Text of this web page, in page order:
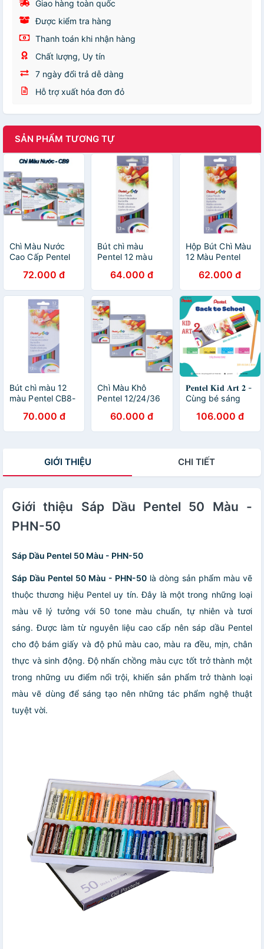
Giao hàng toàn quốc
Được kiểm tra hàng
Thanh toán khi nhận hàng
Chất lượng, Uy tín
7 ngày đổi trả dễ dàng
Hỗ trợ xuất hóa đơn đỏ
SẢN PHẨM TƯƠNG TỰ
Chì Màu Nước
Cao Cấp Pentel
CB9 [Hàng Chính
Hãng]
72.000 đ
Bút chì màu
Pentel 12 màu
64.000 đ
Hộp Bút Chì Màu
12 Màu Pentel
62.000 đ
Bút chì màu 12
màu Pentel CB8-
70.000 đ
Chì Màu Khô
Pentel 12/24/36
Chính Hãng]
60.000 đ
𝐏𝐞𝐧𝐭𝐞𝐥 𝐊𝐢𝐝 𝐀𝐫𝐭 𝟐 -
Cùng bé sáng
màu - Combo Bút
Chì Màu Pentel
106.000 đ
GIỚI THIỆU CHI TIẾT
Giới thiệu Sáp Dầu Pentel 50 Màu -
PHN-50
Sáp Dầu Pentel 50 Màu - PHN-50
Sáp Dầu Pentel 50 Màu - PHN-50 là dòng sản phẩm màu vẽ
thuộc thương hiệu Pentel uy tín. Đây là một trong những loại
màu vẽ lý tưởng với 50 tone màu chuẩn, tự nhiên và tươi
sáng. Được làm từ nguyên liệu cao cấp nên sáp dầu Pentel
cho độ bám giấy và độ phủ màu cao, màu ra đều, mịn, chân
thực và sinh động. Độ nhấn chồng màu cực tốt trở thành một
trong những ưu điểm nổi trội, khiến sản phẩm trở thành loại
màu vẽ dùng để sáng tạo nên những tác phẩm nghệ thuật
tuyệt vời.